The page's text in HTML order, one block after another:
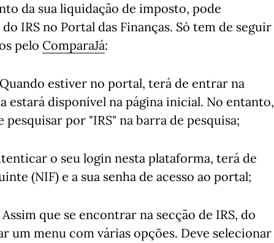
da sua liquidação de imposto, pode
IRS no Portal das Finanças. Só tem de seguir
pelo ComparaJá:
estiver no portal, terá de entrar na
estará disponível na página inicial. No entanto,
por "IRS" na barra de pesquisa;
o seu login nesta plataforma, terá de
(NIF) e a sua senha de acesso ao portal;
que se encontrar na secção de IRS, do
um menu com várias opções. Deve selecionar